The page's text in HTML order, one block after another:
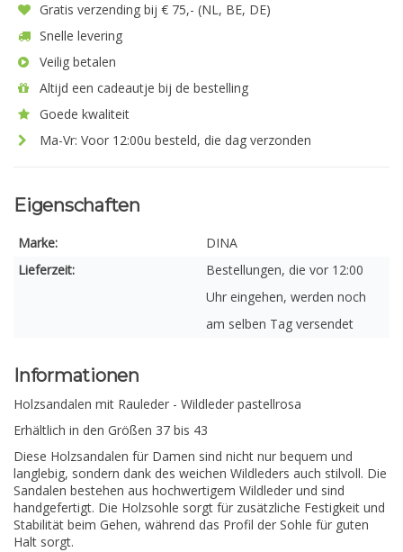
Gratis verzending bij € 75,- (NL, BE, DE)
Snelle levering
Veilig betalen
Altijd een cadeautje bij de bestelling
Goede kwaliteit
Ma-Vr: Voor 12:00u besteld, die dag verzonden
Eigenschaften
Marke:
DINA
Lieferzeit:
Bestellungen, die vor 12:00
Uhr eingehen, werden noch
am selben Tag versendet
Informationen
Holzsandalen mit Rauleder - Wildleder pastellrosa
Erhältlich in den Größen 37 bis 43
Diese Holzsandalen für Damen sind nicht nur bequem und
langlebig, sondern dank des weichen Wildleders auch stilvoll. Die
Sandalen bestehen aus hochwertigem Wildleder und sind
handgefertigt. Die Holzsohle sorgt für zusätzliche Festigkeit und
Stabilität beim Gehen, während das Profil der Sohle für guten
Halt sorgt.